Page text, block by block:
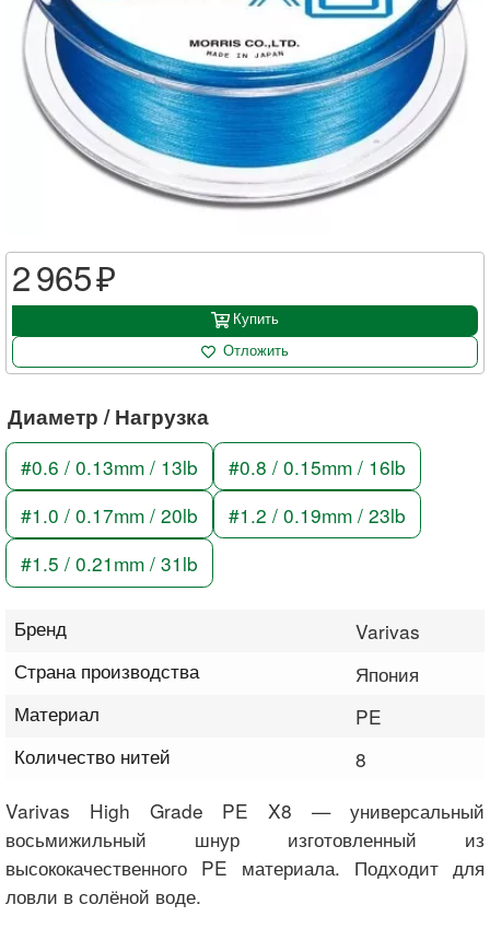
Диаметр / Нагрузка
#0.6 / 0.13mm / 13lb
#0.8 / 0.15mm / 16lb
#1.0 / 0.17mm / 20lb
#1.2 / 0.19mm / 23lb
#1.5 / 0.21mm / 31lb
Бренд
Varivas
Страна производства
Япония
Материал
PE
Количество нитей
8
2 965
Купить
Отложить
Varivas High Grade PE X8 — универсальный
восьмижильный шнур изготовленный из
высококачественного PE материала. Подходит для
ловли в солёной воде.